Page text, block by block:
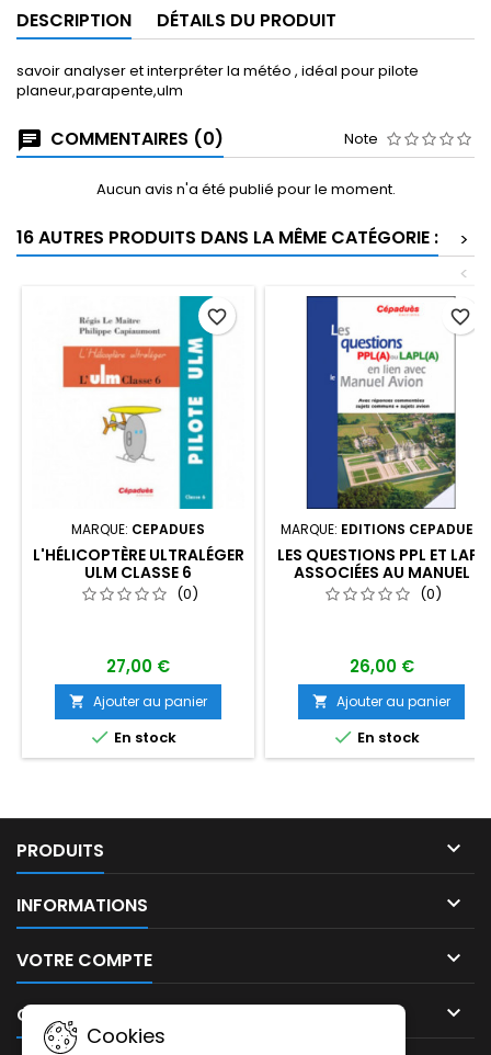
DESCRIPTION DÉTAILS DU PRODUIT
savoir analyser et interpréter la météo , idéal pour pilote
planeur,parapente,ulm
COMMENTAIRES (0) Note
Aucun avis n'a été publié pour le moment.
16 AUTRES PRODUITS DANS LA MÊME CATÉGORIE :
>
<
MARQUE: CEPADUES
L'HÉLICOPTÈRE ULTRALÉGER
ULM CLASSE 6
(0)
27,00 €
 Ajouter au panier
 En stock
favorite_border
MARQUE: EDITIONS CEPADUES
LES QUESTIONS PPL ET LAPL
ASSOCIÉES AU MANUEL
AVION
(0)
26,00 €
 Ajouter au panier
 En stock
favorite_border
PRODUITS 
INFORMATIONS 
VOTRE COMPTE 
CONTACT 
Cookies